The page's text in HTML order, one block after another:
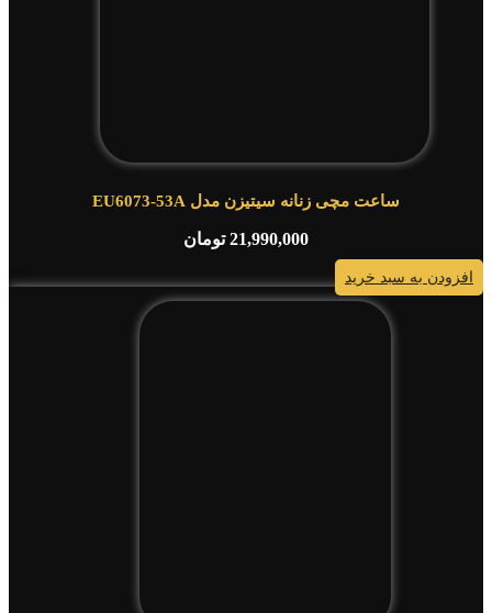
ساعت مچی زنانه سیتیزن مدل EU6073-53A
21,990,000 تومان
افزودن به سبد خرید